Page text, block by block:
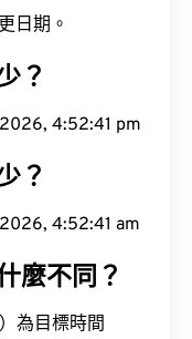
日期。
？
4:52:42 pm
？
4:52:42 am
麼不同？
為目標時間